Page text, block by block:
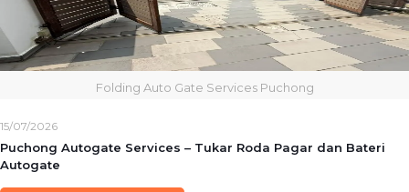
Folding Auto Gate Services Puchong
15/07/2026
Puchong Autogate Services – Tukar Roda Pagar dan Bateri
Autogate